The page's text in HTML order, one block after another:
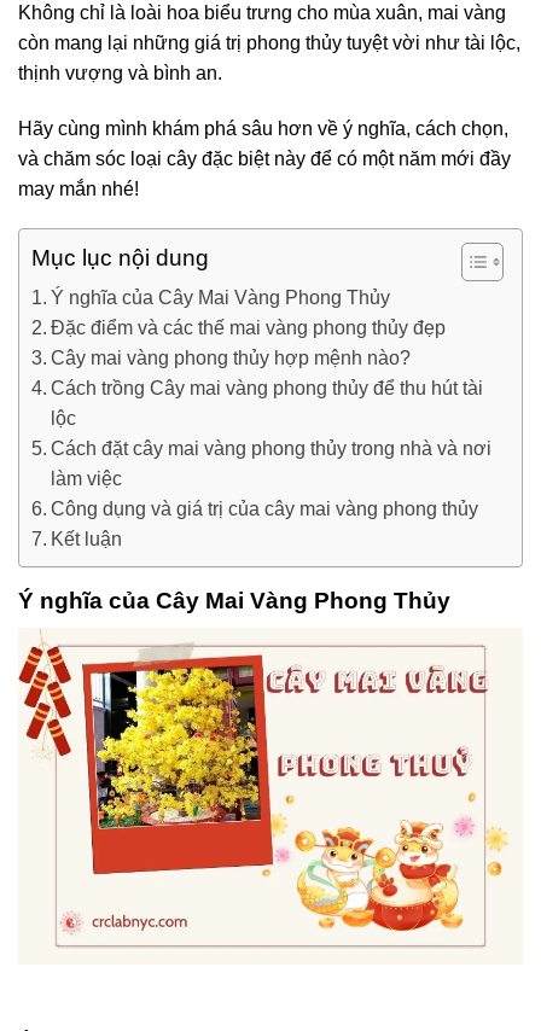
Không chỉ là loài hoa biểu trưng cho mùa xuân, mai vàng
còn mang lại những giá trị phong thủy tuyệt vời như tài lộc,
thịnh vượng và bình an.
Hãy cùng mình khám phá sâu hơn về ý nghĩa, cách chọn,
và chăm sóc loại cây đặc biệt này để có một năm mới đầy
may mắn nhé!
Mục lục nội dung
Ý nghĩa của Cây Mai Vàng Phong Thủy
Đặc điểm và các thế mai vàng phong thủy đẹp
Cây mai vàng phong thủy hợp mệnh nào?
Cách trồng Cây mai vàng phong thủy để thu hút tài
lộc
Cách đặt cây mai vàng phong thủy trong nhà và nơi
làm việc
Công dụng và giá trị của cây mai vàng phong thủy
Kết luận
Ý nghĩa của Cây Mai Vàng Phong Thủy